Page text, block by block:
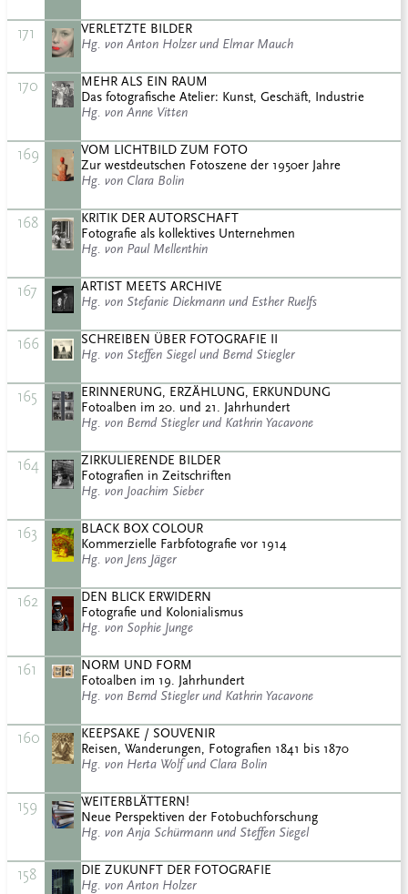
171
VERLETZTE BILDER
Hg. von Anton Holzer und Elmar Mauch
170
MEHR ALS EIN RAUM
Das fotografische Atelier: Kunst, Geschäft, Industrie
Hg. von Anne Vitten
169
VOM LICHTBILD ZUM FOTO
Zur westdeutschen Fotoszene der 1950er Jahre
Hg. von Clara Bolin
168
KRITIK DER AUTORSCHAFT
Fotografie als kollektives Unternehmen
Hg. von Paul Mellenthin
167
ARTIST MEETS ARCHIVE
Hg. von Stefanie Diekmann und Esther Ruelfs
166
SCHREIBEN ÜBER FOTOGRAFIE II
Hg. von Steffen Siegel und Bernd Stiegler
165
ERINNERUNG, ERZÄHLUNG, ERKUNDUNG
Fotoalben im 20. und 21. Jahrhundert
Hg. von Bernd Stiegler und Kathrin Yacavone
164
ZIRKULIERENDE BILDER
Fotografien in Zeitschriften
Hg. von Joachim Sieber
163
BLACK BOX COLOUR
Kommerzielle Farbfotografie vor 1914
Hg. von Jens Jäger
162
DEN BLICK ERWIDERN
Fotografie und Kolonialismus
Hg. von Sophie Junge
161
NORM UND FORM
Fotoalben im 19. Jahrhundert
Hg. von Bernd Stiegler und Kathrin Yacavone
160
KEEPSAKE / SOUVENIR
Reisen, Wanderungen, Fotografien 1841 bis 1870
Hg. von Herta Wolf und Clara Bolin
159
WEITERBLÄTTERN!
Neue Perspektiven der Fotobuchforschung
Hg. von Anja Schürmann und Steffen Siegel
158
DIE ZUKUNFT DER FOTOGRAFIE
Hg. von Anton Holzer